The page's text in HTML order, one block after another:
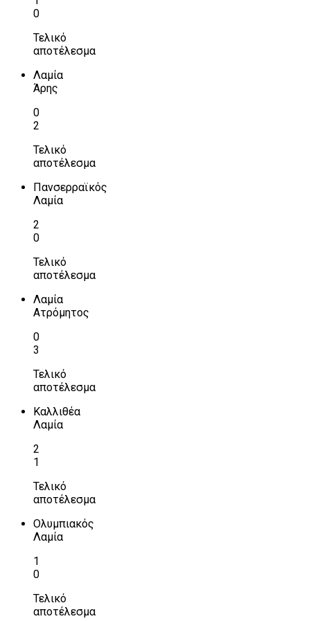
0
Τελικό
αποτέλεσμα
Λαμία
Άρης
0
2
Τελικό
αποτέλεσμα
Πανσερραϊκός
Λαμία
2
0
Τελικό
αποτέλεσμα
Λαμία
Ατρόμητος
0
3
Τελικό
αποτέλεσμα
Καλλιθέα
Λαμία
2
1
Τελικό
αποτέλεσμα
Ολυμπιακός
Λαμία
1
0
Τελικό
αποτέλεσμα